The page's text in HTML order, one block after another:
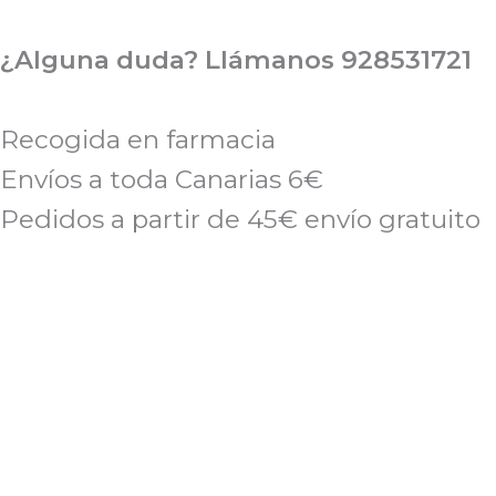
al
¿Alguna duda? Llámanos 928531721
Recogida en farmacia
Envíos a toda Canarias 6€
Pedidos a partir de 45€ envío gratuito